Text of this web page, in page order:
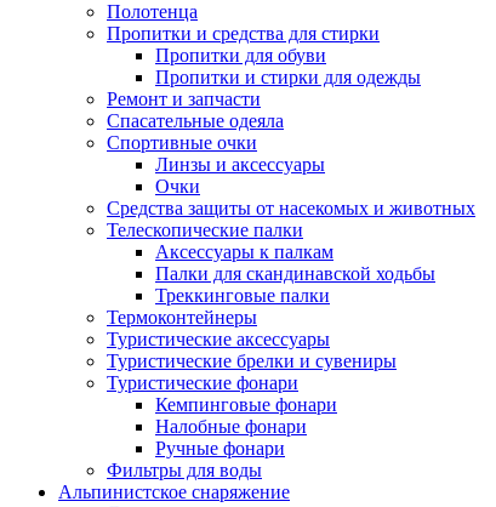
Полотенца
Пропитки и средства для стирки
Пропитки для обуви
Пропитки и стирки для одежды
Ремонт и запчасти
Спасательные одеяла
Спортивные очки
Линзы и аксессуары
Очки
Средства защиты от насекомых и животных
Телескопические палки
Аксессуары к палкам
Палки для скандинавской ходьбы
Треккинговые палки
Термоконтейнеры
Туристические аксессуары
Туристические брелки и сувениры
Туристические фонари
Кемпинговые фонари
Налобные фонари
Ручные фонари
Фильтры для воды
Альпинистское снаряжение